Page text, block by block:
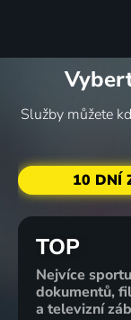
Služby můžete
10 DNÍ
TOP
Nejvíce
dokumentů,
a televizní